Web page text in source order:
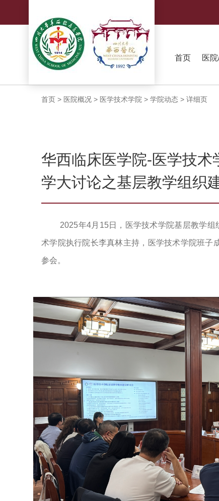
首页 医
首页 > 医院概况 > 医学技术学院 > 学院动态 > 详细页
华西临床医学院-医学技术
学大讨论之基层教学组织
2025年4月15日，医学技术学院基层教学
术学院执行院长李真林主持，医学技术学院班子
参会。